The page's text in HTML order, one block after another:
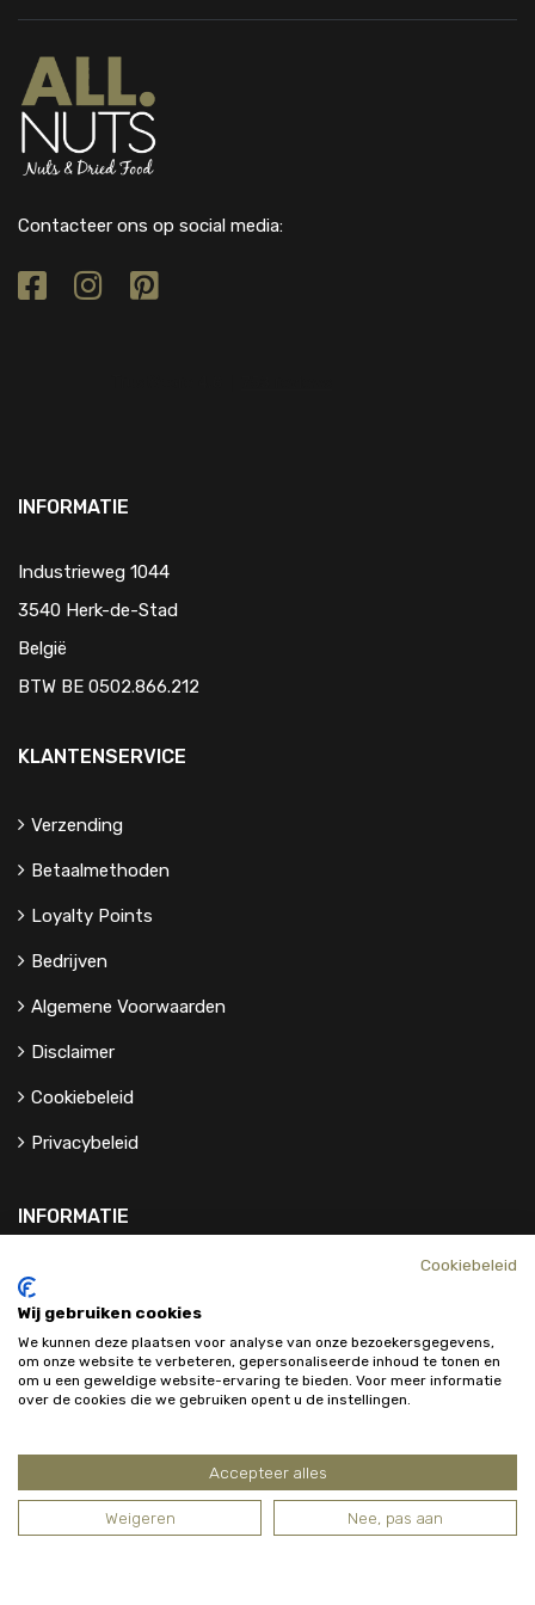
Contacteer ons op social media:
INFORMATIE
Industrieweg 1044
3540 Herk-de-Stad
België
BTW BE 0502.866.212
KLANTENSERVICE
Verzending
Betaalmethoden
Loyalty Points
Bedrijven
Algemene Voorwaarden
Disclaimer
Cookiebeleid
Privacybeleid
INFORMATIE
Contact
Cookiebeleid
Wij gebruiken cookies
We kunnen deze plaatsen voor analyse van onze bezoekersgegevens,
om onze website te verbeteren, gepersonaliseerde inhoud te tonen en
om u een geweldige website-ervaring te bieden. Voor meer informatie
over de cookies die we gebruiken opent u de instellingen.
Accepteer alles
Weigeren Nee, pas aan